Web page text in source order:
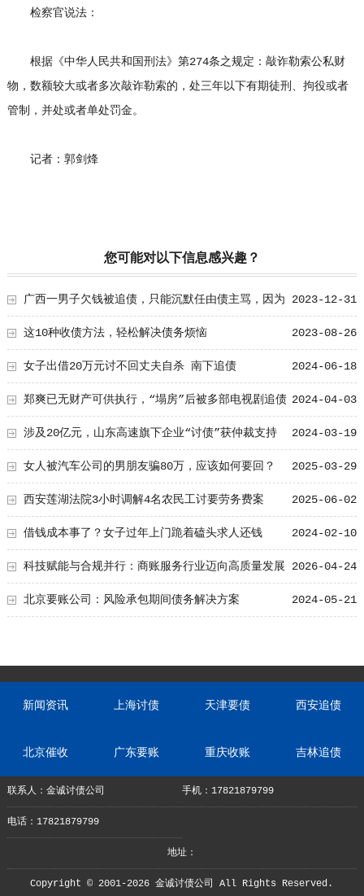
检察官说法：
根据《中华人民共和国刑法》第274条之规定：敲诈勒索公私财
物，数额较大或者多次敲诈勒索的，处三年以下有期徒刑、拘役或者
管制，并处或者单处罚金。
记者：郭剑烽
您可能对以下信息感兴趣？
2023-12-31
广西一男子欠钱被追债，只能沉默任由债主骂，因为
钱要留给女儿用 2023-08-26
这10种收债方法，轻松解决债务烦恼
2024-06-18
女子出借20万元讨不回丈夫自杀 南下追债
2024-04-03
郑爽已无财产可供执行，“塌房”后被多部电视剧追债
2024-03-19
涉及20亿元，山东高速旗下企业“讨债”获仲裁支持
2025-03-29
女人被汽车公司的男朋友骗80万，应该如何要回？
2025-06-02
西安莲湖法院3小时调解4名农民工讨要劳务费案
2024-02-10
借钱成本事了？女子过年上门跪着磕头求人还钱
2026-04-24
科技赋能与合规并行：商账服务行业迈向高质量发展
新阶段 2024-05-21
北京要账公司：风险承包期间债务解决方案
新闻资讯 上海讨债 天津要债 西安追债
北京催收 广东要账 重庆收账 吉林追债
联系人：金诚讨债公司 手机：17821879799
电话：17821879799
地址：
Copyright © 2001-2026 金诚讨债公司 All Rights Reserved.